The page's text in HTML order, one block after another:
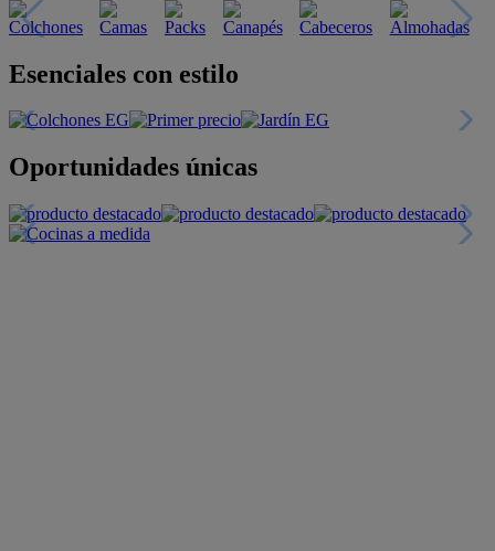
Esenciales con estilo
Oportunidades únicas